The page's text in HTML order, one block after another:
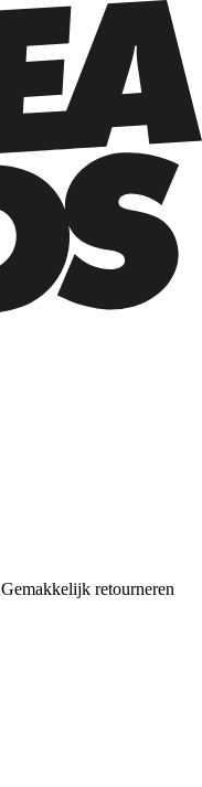
Gemakkelijk retourneren